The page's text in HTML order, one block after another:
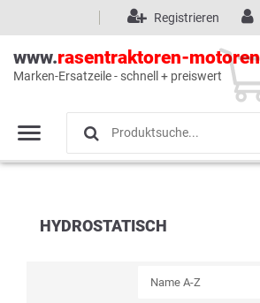
Registrieren
www.rasentraktoren-motoren
Marken-Ersatzeile - schnell + preiswert
HYDROSTATISCH